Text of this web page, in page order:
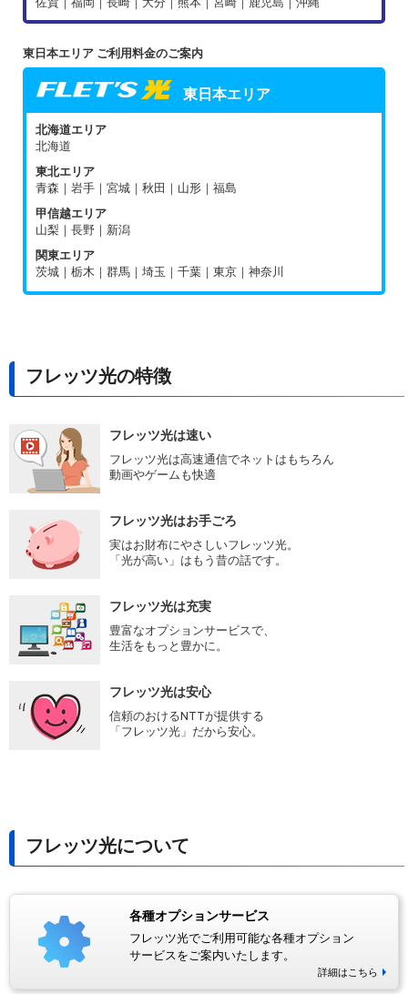
東日本エリア ご利用料金のご案内
東日本エリア
北海道エリア
北海道
東北エリア
青森｜岩手｜宮城｜秋田｜山形｜福島
甲信越エリア
山梨｜長野｜新潟
関東エリア
茨城｜栃木｜群馬｜埼玉｜千葉｜東京｜神奈川
フレッツ光の特徴
フレッツ光は速い
フレッツ光は高速通信でネットはもちろん
動画やゲームも快適
フレッツ光はお手ごろ
実はお財布にやさしいフレッツ光。
「光が高い」はもう昔の話です。
フレッツ光は充実
豊富なオプションサービスで、
生活をもっと豊かに。
フレッツ光は安心
信頼のおけるNTTが提供する
「フレッツ光」だから安心。
フレッツ光について
各種オプションサービス
フレッツ光でご利用可能な各種オプション
サービスをご案内いたします。
詳細はこちら